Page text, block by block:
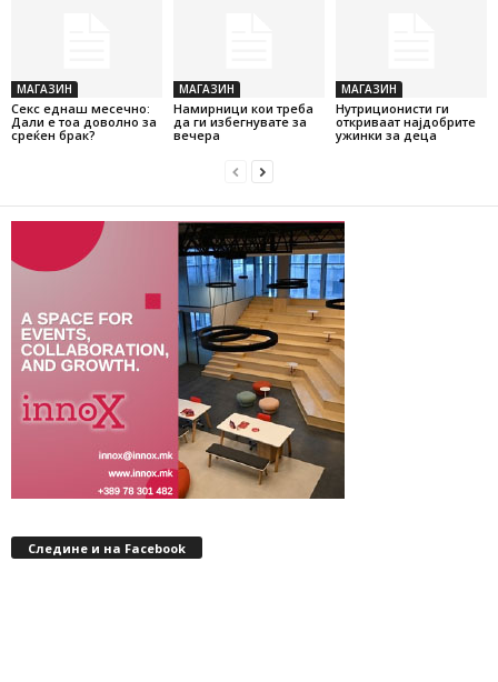
МАГАЗИН
Секс еднаш месечно:
Дали е тоа доволно за
среќен брак?
МАГАЗИН
Намирници кои треба
да ги избегнувате за
вечера
МАГАЗИН
Нутриционисти ги
откриваат најдобрите
ужинки за деца
Следине и на Facebook